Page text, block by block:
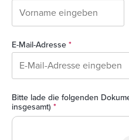
E-Mail-Adresse *
Bitte lade die folgenden
insgesamt) *